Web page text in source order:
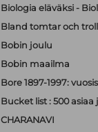
Biologia eläväksi -
Bland tomtar och
Bobin joulu
Bobin maailma
Bore 1897-1997:
Bucket list : 500
CHARANAVI